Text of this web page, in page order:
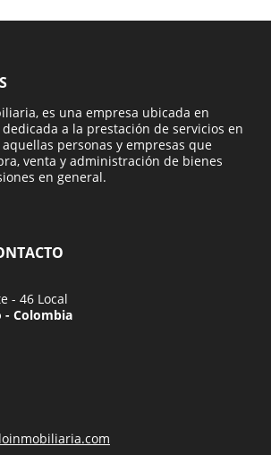
es una empresa ubicada en
a la prestación de servicios en
personas y empresas que
venta y administración de bienes
en general.
- 46 Local
- Colombia